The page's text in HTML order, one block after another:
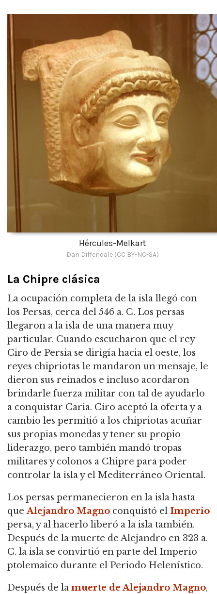
Hércules-Melkart
Dan Diffendale (CC BY-NC-SA)
La Chipre clásica
La ocupación completa de la isla llegó con
los Persas, cerca del 546 a. C. Los persas
llegaron a la isla de una manera muy
particular. Cuando escucharon que el rey
Ciro de Persia se dirigía hacia el oeste, los
reyes chipriotas le mandaron un mensaje, le
dieron sus reinados e incluso acordaron
brindarle fuerza militar con tal de ayudarlo
a conquistar Caria. Ciro aceptó la oferta y a
cambio les permitió a los chipriotas acuñar
sus propias monedas y tener su propio
liderazgo, pero también mandó tropas
militares y colonos a Chipre para poder
controlar la isla y el Mediterráneo Oriental.
Los persas permanecieron en la isla hasta
queAlejandro Magno conquistó el Imperio
persa, y al hacerlo liberó a la isla también.
Después de la muerte de Alejandro en 323 a.
C. la isla se convirtió en parte del Imperio
ptolemaico durante el Periodo Helenístico.
Después de la muerte de Alejandro Magno,